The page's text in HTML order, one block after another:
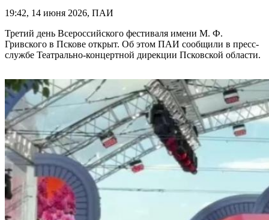
19:42, 14 июня 2026, ПАИ
Третий день Всероссийского фестиваля имени М. Ф.
Гривского в Пскове открыт. Об этом ПАИ сообщили в пресс-
службе Театрально-концертной дирекции Псковской области.